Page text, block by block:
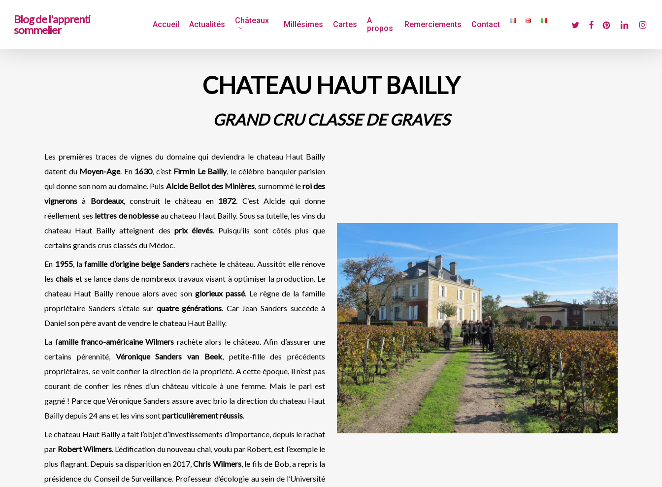
main
content
Blog de l'apprenti
sommelier
Accueil Actualités Châteaux Millésimes Cartes
A
propos
Remerciements Contact twitter facebookpinterestlinkedin
CHATEAU HAUT BAILLY
GRAND CRU CLASSE DE GRAVES
Les premières traces de vignes du domaine qui deviendra le chateau Haut Bailly
datent du Moyen-Age. En 1630, c’est Firmin Le Bailly, le célèbre banquier parisien
qui donne son nom au domaine. Puis Alcide Bellot des Minières, surnommé leroi des
vignerons à Bordeaux, construit le château en 1872. C’est Alcide qui donne
réellement ses lettres de noblesseau chateau Haut Bailly. Sous sa tutelle, les vins du
chateau Haut Bailly atteignent des prix élevés. Puisqu’ils sont côtés plus que
certains grands crus classés du Médoc.
En 1955, lafamille d’origine belge Sandersrachète le château. Aussitôt elle rénove
leschais et se lance dans de nombreux travaux visant à optimiser la production. Le
chateau Haut Bailly renoue alors avec songlorieux passé. Le règne de la famille
propriétaire Sanders s’étale sur quatre générations. Car Jean Sanders succède à
Daniel son père avant de vendre le chateau Haut Bailly.
La famille franco-américaine Wilmers rachète alors le château. Afin d’assurer une
certains pérennité, Véronique Sanders van Beek, petite-fille des précédents
propriétaires, se voit confier la direction de la propriété. A cette époque, il n’est pas
courant de confier les rênes d’un château viticole à une femme. Mais le pari est
gagné ! Parce que Véronique Sanders assure avec brio la direction du chateau Haut
Bailly depuis 24 ans et les vins sontparticulièrement réussis.
Le chateau Haut Bailly a fait l’objet d’investissements d’importance, depuis le rachat
par Robert Wilmers. L’édification du nouveau chai, voulu par Robert, est l’exemple le
plus flagrant. Depuis sa disparition en 2017,Chris Wilmers, le fils de Bob, a repris la
présidence du Conseil de Surveillance. Professeur d’écologie au sein de l’Université